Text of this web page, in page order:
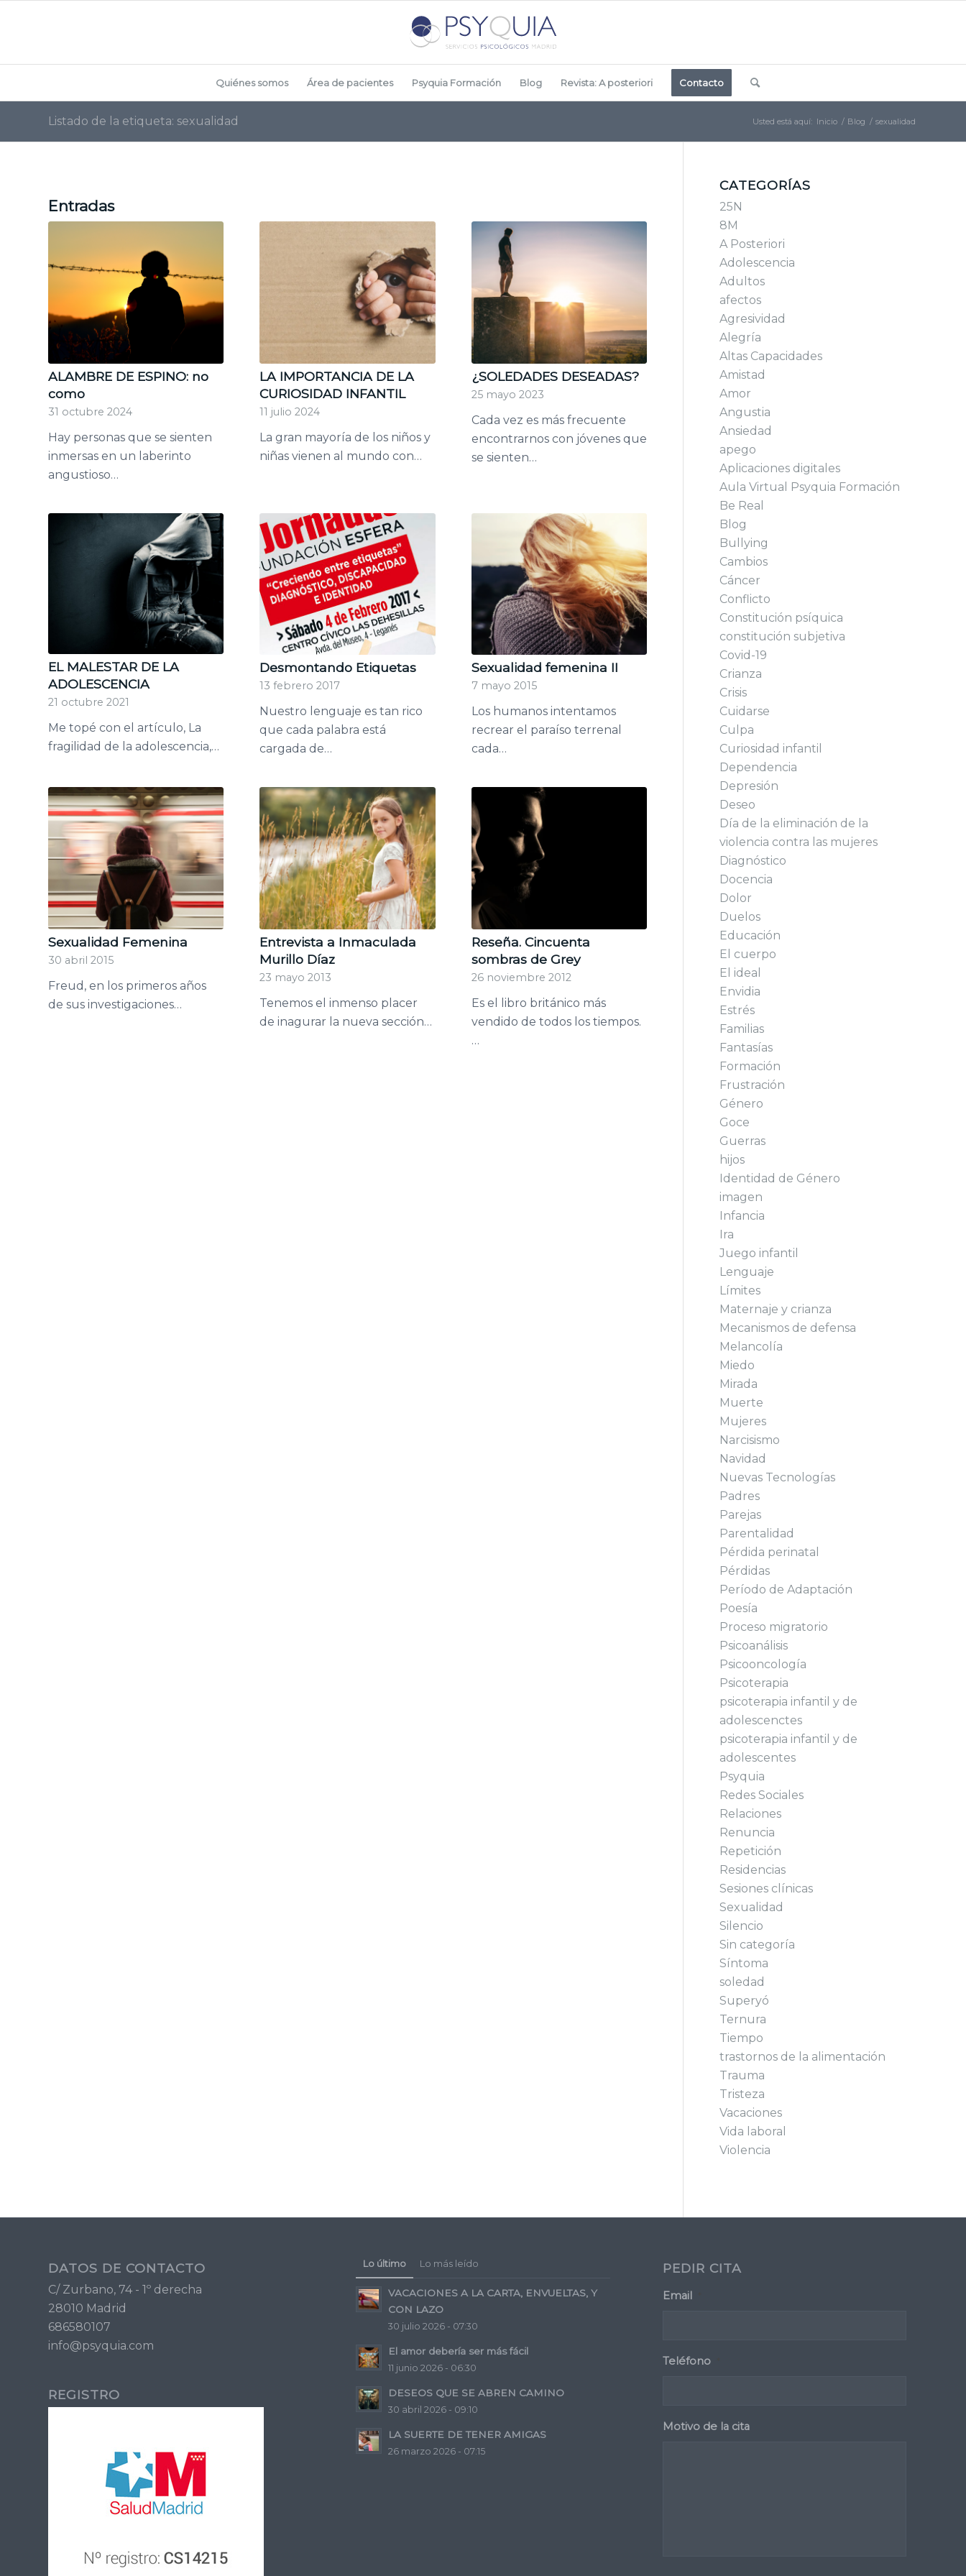
Quiénes somos Área de pacientes Psyquia Formación Blog Revista: A posteriori Contacto
Listado de la etiqueta: sexualidad Usted está aquí: Inicio / Blog / sexualidad
Entradas
ALAMBRE DE ESPINO: no
como
31 octubre 2024
Hay personas que se sienten
inmersas en un laberinto
angustioso…
LA IMPORTANCIA DE LA
CURIOSIDAD INFANTIL
11 julio 2024
La gran mayoría de los niños y
niñas vienen al mundo con…
¿SOLEDADES DESEADAS?
25 mayo 2023
Cada vez es más frecuente
encontrarnos con jóvenes que
se sienten…
EL MALESTAR DE LA
ADOLESCENCIA
21 octubre 2021
Me topé con el artículo, La
fragilidad de la adolescencia,…
Desmontando Etiquetas
13 febrero 2017
Nuestro lenguaje es tan rico
que cada palabra está
cargada de…
Sexualidad femenina II
7 mayo 2015
Los humanos intentamos
recrear el paraíso terrenal
cada…
Sexualidad Femenina
30 abril 2015
Freud, en los primeros años
de sus investigaciones…
Entrevista a Inmaculada
Murillo Díaz
23 mayo 2013
Tenemos el inmenso placer
de inagurar la nueva sección…
Reseña. Cincuenta
sombras de Grey
26 noviembre 2012
Es el libro británico más
vendido de todos los tiempos.
…
CATEGORÍAS
25N
8M
A Posteriori
Adolescencia
Adultos
afectos
Agresividad
Alegría
Altas Capacidades
Amistad
Amor
Angustia
Ansiedad
apego
Aplicaciones digitales
Aula Virtual Psyquia Formación
Be Real
Blog
Bullying
Cambios
Cáncer
Conflicto
Constitución psíquica
constitución subjetiva
Covid-19
Crianza
Crisis
Cuidarse
Culpa
Curiosidad infantil
Dependencia
Depresión
Deseo
Día de la eliminación de la
violencia contra las mujeres
Diagnóstico
Docencia
Dolor
Duelos
Educación
El cuerpo
El ideal
Envidia
Estrés
Familias
Fantasías
Formación
Frustración
Género
Goce
Guerras
hijos
Identidad de Género
imagen
Infancia
Ira
Juego infantil
Lenguaje
Límites
Maternaje y crianza
Mecanismos de defensa
Melancolía
Miedo
Mirada
Muerte
Mujeres
Narcisismo
Navidad
Nuevas Tecnologías
Padres
Parejas
Parentalidad
Pérdida perinatal
Pérdidas
Período de Adaptación
Poesía
Proceso migratorio
Psicoanálisis
Psicooncología
Psicoterapia
psicoterapia infantil y de
adolescenctes
psicoterapia infantil y de
adolescentes
Psyquia
Redes Sociales
Relaciones
Renuncia
Repetición
Residencias
Sesiones clínicas
Sexualidad
Silencio
Sin categoría
Síntoma
soledad
Superyó
Ternura
Tiempo
trastornos de la alimentación
Trauma
Tristeza
Vacaciones
Vida laboral
Violencia
DATOS DE CONTACTO
C/ Zurbano, 74 - 1º derecha
28010 Madrid
686580107
info@psyquia.com
REGISTRO
Lo último Lo más leído
VACACIONES A LA CARTA, ENVUELTAS, Y
CON LAZO
30 julio 2026 - 07:30
El amor debería ser más fácil
11 junio 2026 - 06:30
DESEOS QUE SE ABREN CAMINO
30 abril 2026 - 09:10
LA SUERTE DE TENER AMIGAS
26 marzo 2026 - 07:15
PEDIR CITA
Email
Teléfono
Motivo de la cita